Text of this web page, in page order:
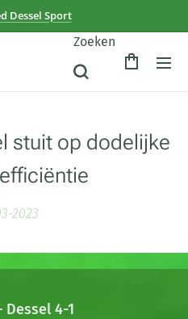
Dessel Sport
Zoeken
stuit op dodelijke
2023
Dessel 4-1